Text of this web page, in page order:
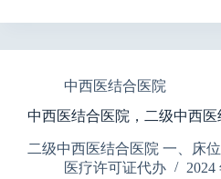
中西医结合医院
中西医结合医院，二级中西医
二级中西医结合医院 一、床
医疗许可证代办
2024